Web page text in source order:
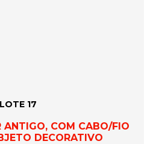
LOTE 17
ANTIGO, COM CABO/FIO
DECORATIVO